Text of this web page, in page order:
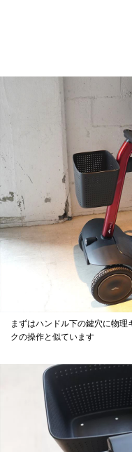
まずはハンドル下の鍵穴に物
クの操作と似ています